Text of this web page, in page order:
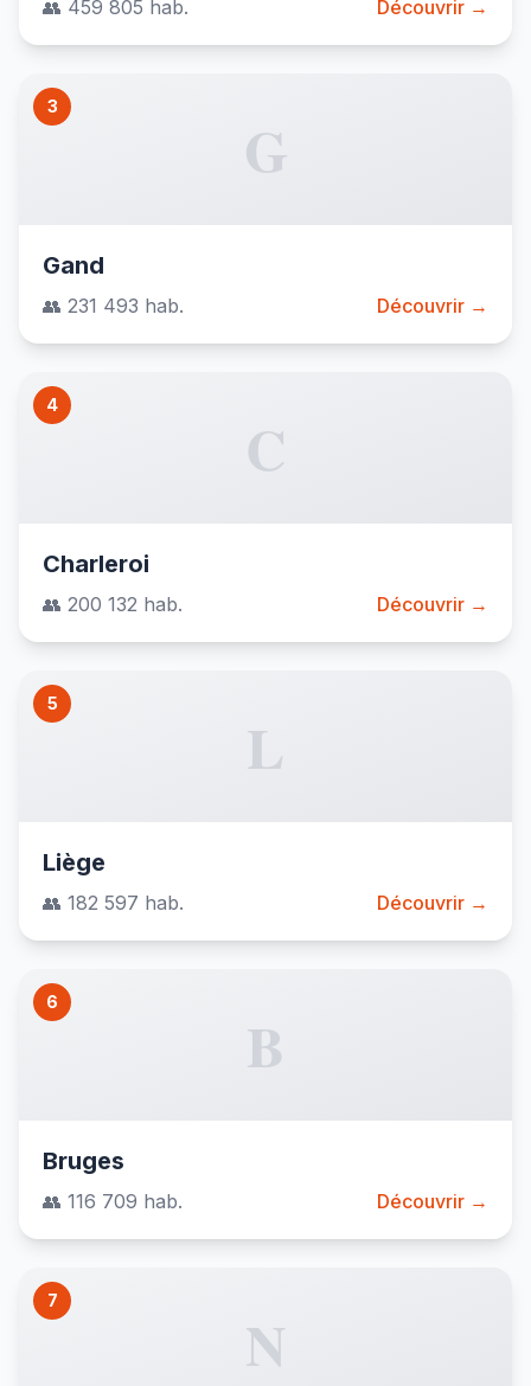
👥 459 805 hab. Découvrir →
3
G
Gand
👥 231 493 hab. Découvrir →
4
C
Charleroi
👥 200 132 hab. Découvrir →
5
L
Liège
👥 182 597 hab. Découvrir →
6
B
Bruges
👥 116 709 hab. Découvrir →
7
N